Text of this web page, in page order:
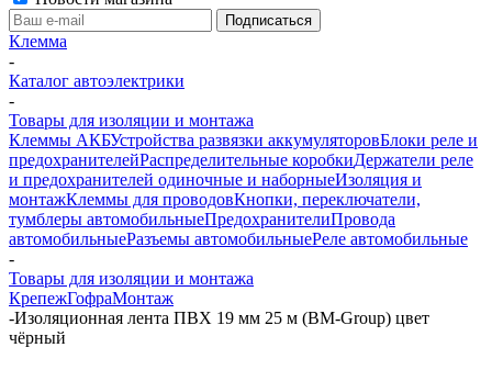
Клемма
-
Каталог автоэлектрики
-
Товары для изоляции и монтажа
Клеммы АКБУстройства развязки аккумуляторовБлоки реле и
предохранителейРаспределительные коробкиДержатели реле
и предохранителей одиночные и наборныеИзоляция и
монтажКлеммы для проводовКнопки, переключатели,
тумблеры автомобильныеПредохранителиПровода
автомобильныеРазъемы автомобильныеРеле автомобильные
-
Товары для изоляции и монтажа
КрепежГофраМонтаж
-Изоляционная лента ПВХ 19 мм 25 м (BM-Group) цвет
чёрный